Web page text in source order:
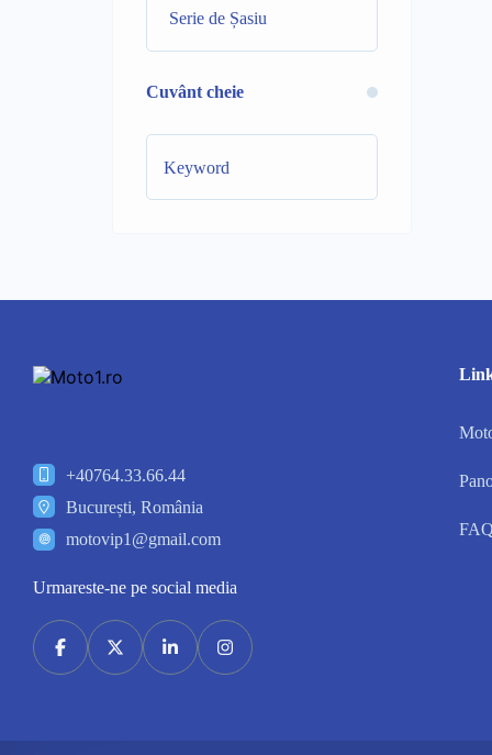
Cuvânt cheie
+40764.33.66.44
București, România
motovip1@gmail.com
Urmareste-ne pe social media
FAQ